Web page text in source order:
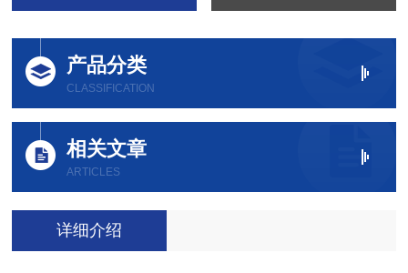
产品分类
CLASSIFICATION
相关文章
ARTICLES
详细介绍